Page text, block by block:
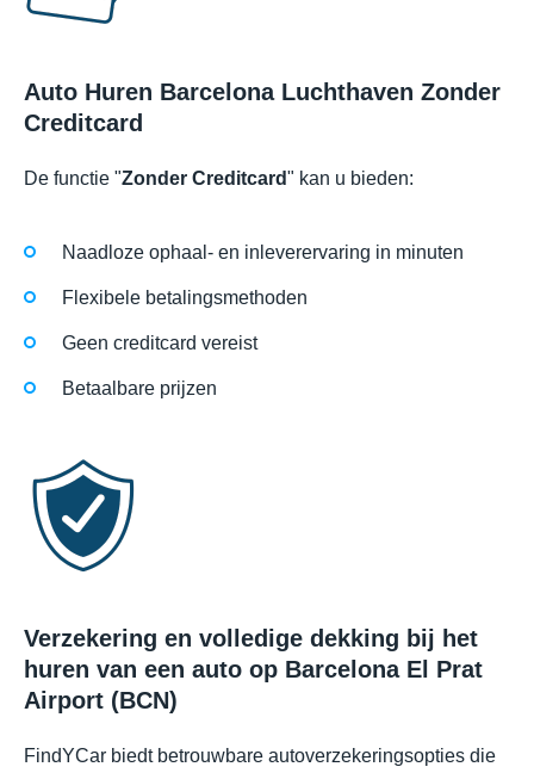
Auto Huren Barcelona Luchthaven Zonder
Creditcard
De functie "Zonder Creditcard" kan u bieden:
Naadloze ophaal- en inleverervaring in minuten
Flexibele betalingsmethoden
Geen creditcard vereist
Betaalbare prijzen
Verzekering en volledige dekking bij het
huren van een auto op Barcelona El Prat
Airport (BCN)
FindYCar biedt betrouwbare autoverzekeringsopties die